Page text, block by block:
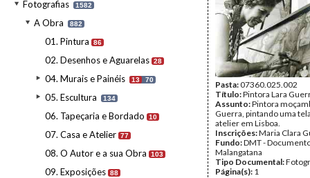
Fotografias 1582
A Obra 882
01. Pintura 86
02. Desenhos e Aguarelas 28
04. Murais e Painéis 13 70
05. Escultura 134
06. Tapeçaria e Bordado 10
07. Casa e Atelier 77
08. O Autor e a sua Obra 103
09. Exposições 88
Pasta:07360.025.002
Título:Pintora Lara
Assunto:Pintora
Guerra, pintando uma
atelier em Lisboa.
Inscrições:Maria Clara
Fundo:DMT -
Malangatana
Tipo Documental:
Página(s): 1